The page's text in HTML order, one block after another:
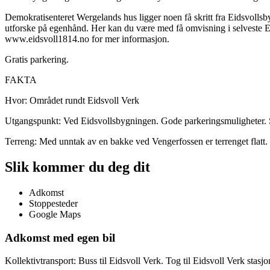
Demokratisenteret Wergelands hus ligger noen få skritt fra
utforske på egenhånd. Her kan du være med få omvisning i selveste
www.eidsvoll1814.no for mer informasjon.
Gratis parkering.
FAKTA
Hvor: Området rundt Eidsvoll Verk
Utgangspunkt: Ved Eidsvollsbygningen. Gode
Terreng: Med unntak av en bakke ved Vengerfossen er terrenget
Slik kommer du deg dit
Adkomst
Stoppesteder
Google Maps
Adkomst med egen bil
Kollektivtransport: Buss til Eidsvoll Verk. Tog til Eidsvoll Verk